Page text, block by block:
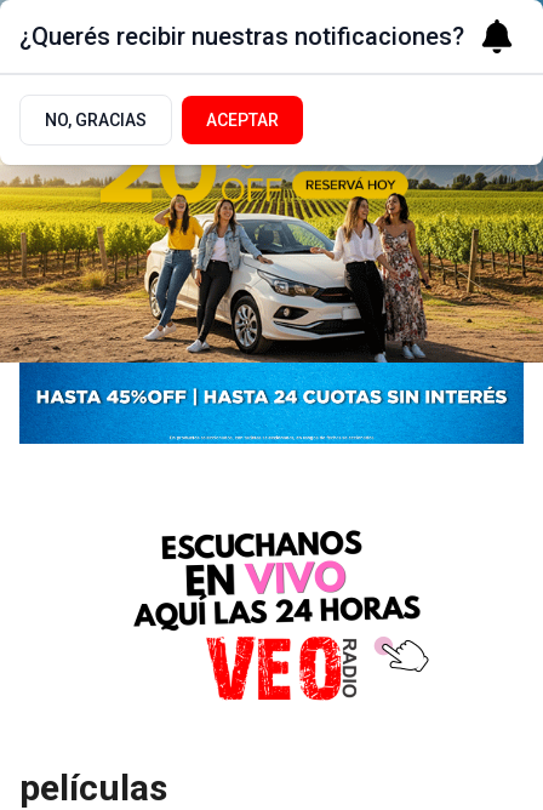
películas
¿Querés recibir nuestras notificaciones?
NO, GRACIAS ACEPTAR